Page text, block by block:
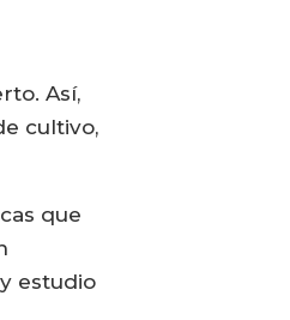
Así,
cultivo,
que
estudio